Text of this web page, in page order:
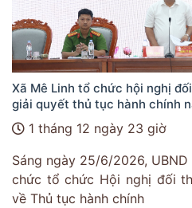
Xã Mê Linh tổ chức hội nghị
giải quyết thủ tục hành chính
1 tháng 12 ngày 23 giờ
Sáng ngày 25/6/2026,
chức tổ chức Hội nghị đối
về Thủ tục hành chính